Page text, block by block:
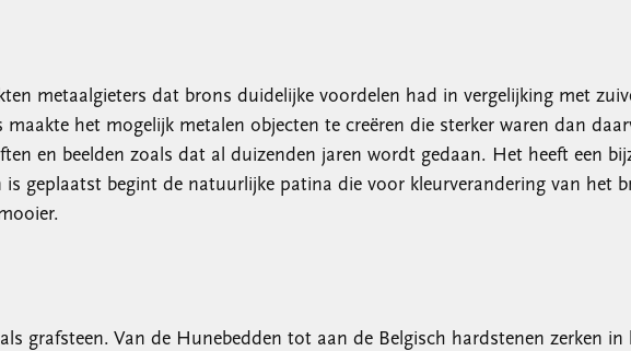
metaalgieters dat brons duidelijke voordelen had in vergelijking met
het mogelijk metalen objecten te creëren die sterker waren dan
en beelden zoals dat al duizenden jaren wordt gedaan. Het heeft een
geplaatst begint de natuurlijke patina die voor kleurverandering van het
grafsteen. Van de Hunebedden tot aan de Belgisch hardstenen zerken in